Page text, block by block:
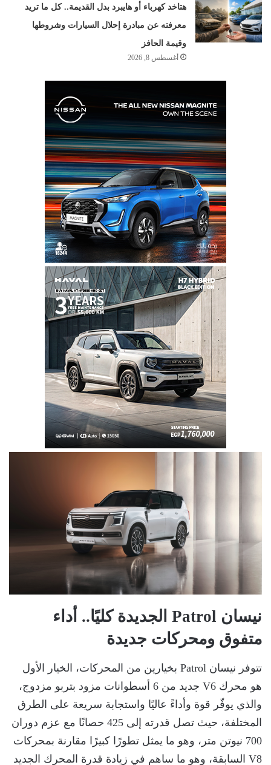
هتاخد كهرباء أو هايبرد بدل القديمة.. كل ما تريد
معرفته عن مبادرة إحلال السيارات وشروطها
وقيمة الحافز
أغسطس 8, 2026
نيسان Patrol الجديدة كليًا.. أداء
متفوق ومحركات جديدة
تتوفر نيسان Patrol بخيارين من المحركات، الخيار الأول
هو محرك V6 جديد من 6 أسطوانات مزود بتربو مزدوج،
والذي يوفّر قوة وأداءً عاليًا واستجابة سريعة على الطرق
المختلفة، حيث تصل قدرته إلى 425 حصانًا مع عزم دوران
700 نيوتن متر، وهو ما يمثل تطورًا كبيرًا مقارنة بمحركات
V8 السابقة، وهو ما ساهم في زيادة قدرة المحرك الجديد